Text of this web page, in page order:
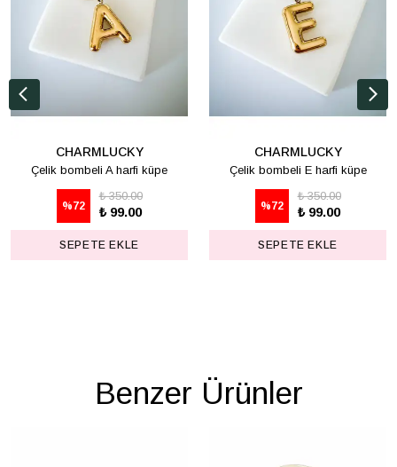
CHARMLUCKY
Çelik bombeli A harfi küpe
%72
₺ 350.00
₺ 99.00
SEPETE EKLE
CHARMLUCKY
Çelik bombeli E harfi küpe
%72
₺ 350.00
₺ 99.00
SEPETE EKLE
Benzer Ürünler